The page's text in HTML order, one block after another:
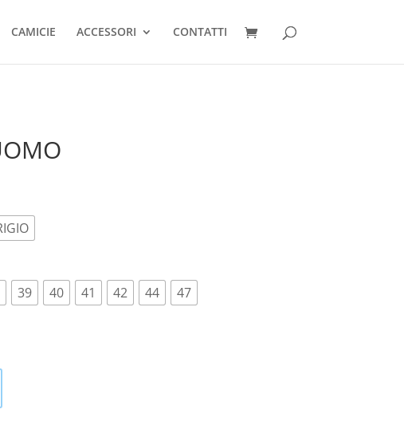
CAMICIE ACCESSORI CONTATTI
39 40 41 42 44 47